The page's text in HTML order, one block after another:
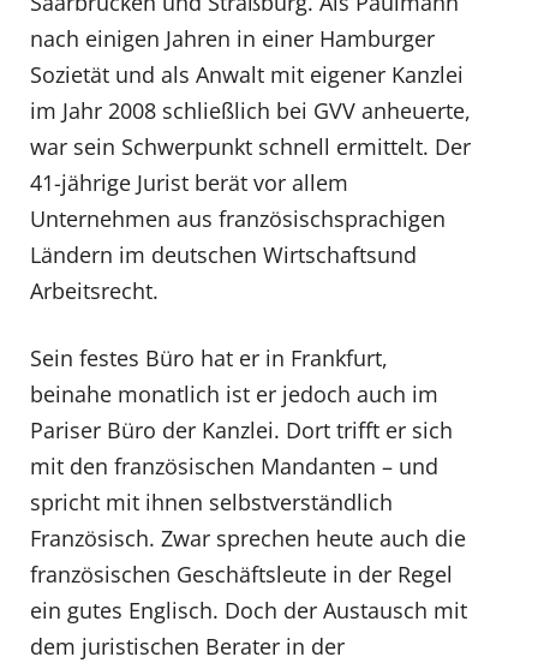
nach einigen Jahren in einer Hamburger
Sozietät und als Anwalt mit eigener Kanzlei
im Jahr 2008 schließlich bei GVV anheuerte,
war sein Schwerpunkt schnell ermittelt. Der
41-jährige Jurist berät vor allem
Unternehmen aus französischsprachigen
Ländern im deutschen Wirtschaftsund
Arbeitsrecht.
Sein festes Büro hat er in Frankfurt,
beinahe monatlich ist er jedoch auch im
Pariser Büro der Kanzlei. Dort trifft er sich
mit den französischen Mandanten – und
spricht mit ihnen selbstverständlich
Französisch. Zwar sprechen heute auch die
französischen Geschäftsleute in der Regel
ein gutes Englisch. Doch der Austausch mit
dem juristischen Berater in der